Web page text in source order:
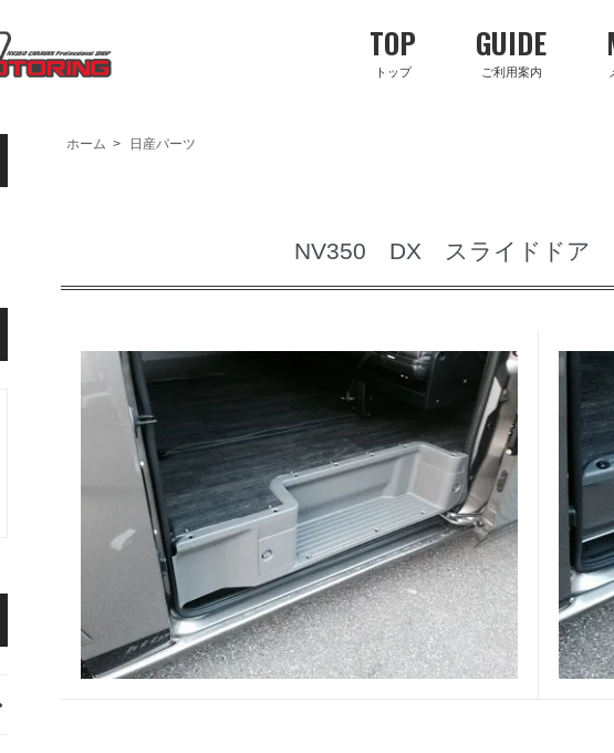
TOP
トップ
GUIDE
ご利用案内
ホーム > 日産パーツ
NV350 DX スライドドア